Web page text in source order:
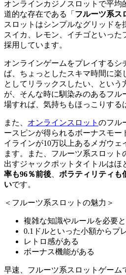
オンラインカジノスロットで平均
道的な存在である「 フルーツ系ス
スロットはシンプルなグリッドを
スイカ、レモン、イチゴといった
採用 しています。
オンラインゲームをプレイするシ
ば、ちょっとしたスキマ時間に楽
としてリラックスしたい、という
が、そんな時に馴染みのあるフル
場すれば、気持ちもほっこりする
また、 オンラインスロット のフル
ースピンが得られるボーナスモー
イラインが10万以上あるメガウェ
ます。また、フルーツ系スロット
出すジャックポットタイトルはほ
率も96％前後
ボラティリティも
いです。
＜フルーツ系スロットの魅力＞
複雑な知識やルールを必要
0.1ドルといった小額からプ
レトロ感がある
ボーナス機能がある
早速、フルーツ系スロットゲーム